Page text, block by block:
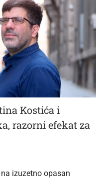
Kostića i
razorni efekat za
izuzetno opasan